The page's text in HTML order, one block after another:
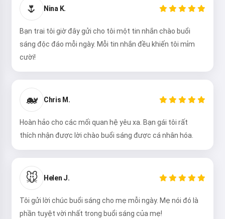
🌷 Nina K.
Bạn trai tôi giờ đây gửi cho tôi một tin nhắn chào buổi
sáng độc đáo mỗi ngày. Mỗi tin nhắn đều khiến tôi mỉm
cười!
🐋 Chris M.
Hoàn hảo cho các mối quan hệ yêu xa. Bạn gái tôi rất
thích nhận được lời chào buổi sáng được cá nhân hóa.
🐭 Helen J.
Tôi gửi lời chúc buổi sáng cho mẹ mỗi ngày. Mẹ nói đó là
phần tuyệt vời nhất trong buổi sáng của mẹ!